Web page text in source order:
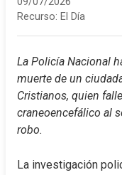
Recurso: El Día
La Policía Nacional
muerte de un
Cristianos, quien
craneoencefálico al
robo.
La investigación